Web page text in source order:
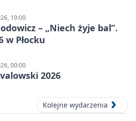
19:00
– „Niech żyje bal”.
w Płocku
00:00
2026
Kolejne wydarzenia